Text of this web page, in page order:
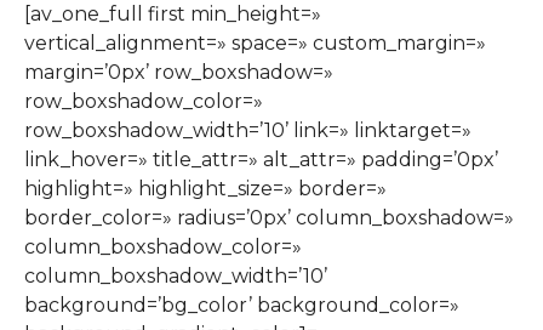
[av_one_full first min_height=»
vertical_alignment=» space=» custom_margin=»
margin=’0px’ row_boxshadow=»
row_boxshadow_color=»
row_boxshadow_width=’10’ link=» linktarget=»
link_hover=» title_attr=» alt_attr=» padding=’0px’
highlight=» highlight_size=» border=»
border_color=» radius=’0px’ column_boxshadow=»
column_boxshadow_color=»
column_boxshadow_width=’10’
background=’bg_color’ background_color=»